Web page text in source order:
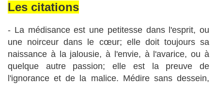
Les citations
- La médisance est une petitesse dans l'esprit, ou
une noirceur dans le cœur; elle doit toujours sa
naissance à la jalousie, à l'envie, à l'avarice, ou à
quelque autre passion; elle est la preuve de
l'ignorance et de la malice. Médire sans dessein,